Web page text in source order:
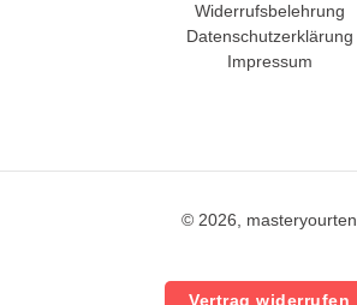
Widerrufsbelehrung
Datenschutzerklärung
Impressum
© 2026, masteryourten
Vertrag widerrufen